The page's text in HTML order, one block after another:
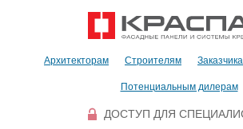
Архитекторам Строителям
Потенциальным дилерам
ДОСТУП ДЛЯ